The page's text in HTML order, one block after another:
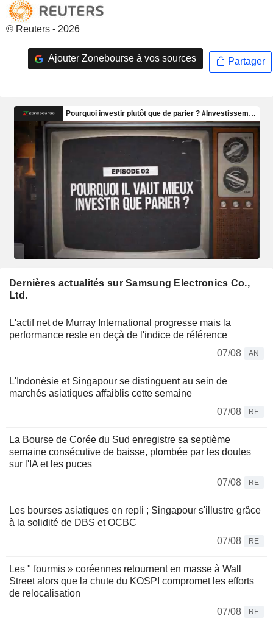
© Reuters - 2026
Ajouter Zonebourse à vos sources Partager
Dernières actualités sur Samsung Electronics Co.,
Ltd.
L'actif net de Murray International progresse mais la
performance reste en deçà de l'indice de référence
07/08
AN
L'Indonésie et Singapour se distinguent au sein de
marchés asiatiques affaiblis cette semaine
07/08
RE
La Bourse de Corée du Sud enregistre sa septième
semaine consécutive de baisse, plombée par les doutes
sur l'IA et les puces
07/08
RE
Les bourses asiatiques en repli ; Singapour s'illustre grâce
à la solidité de DBS et OCBC
07/08
RE
Les " fourmis » coréennes retournent en masse à Wall
Street alors que la chute du KOSPI compromet les efforts
de relocalisation
07/08
RE